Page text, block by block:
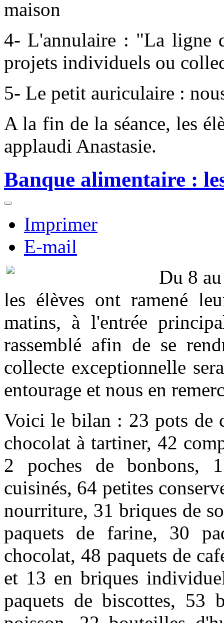
maison
4- L'annulaire : "La ligne
projets individuels ou
5- Le petit auriculaire :
A la fin de la séance, les
applaudi Anastasie.
Banque alimentaire :
Imprimer
E-mail
Du 8
les élèves ont ramené
matins, à l'entrée
rassemblé afin de se
collecte exceptionnelle
entourage et nous en
Voici le bilan : 23 pots de
chocolat à tartiner, 42
2 poches de bonbons,
cuisinés, 64 petites
nourriture, 31 briques de
paquets de farine, 30
chocolat, 48 paquets de
et 13 en briques
paquets de biscottes, 53